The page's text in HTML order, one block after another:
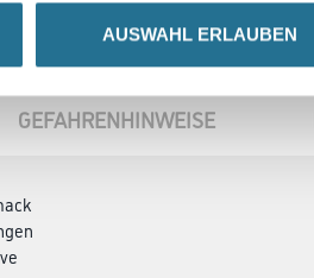
AUSWAHL ERLAUBEN
GEFAHRENHINWEISE